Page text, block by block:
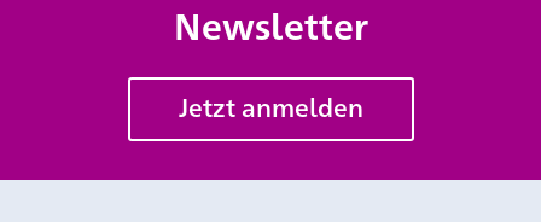
Newsletter
Jetzt anmelden